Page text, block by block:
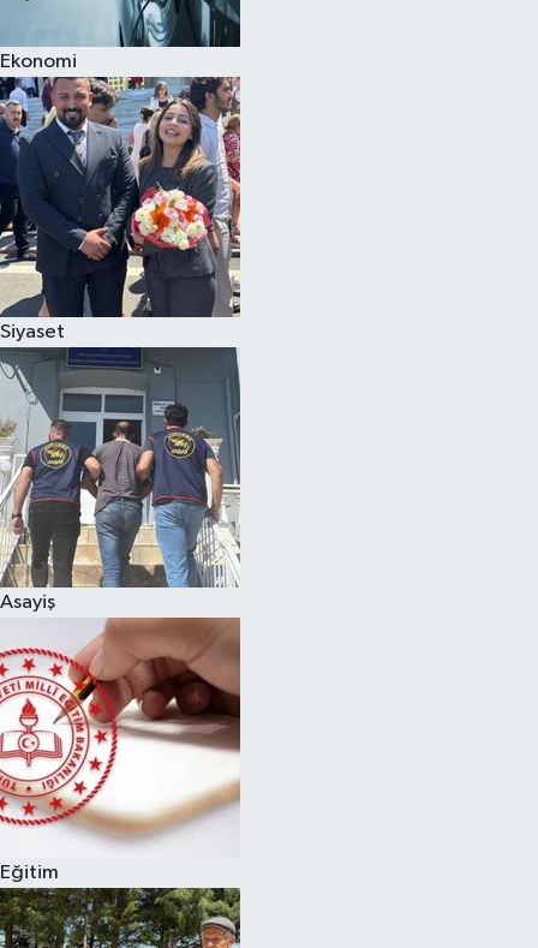
Ekonomi
Siyaset
Asayiş
Eğitim